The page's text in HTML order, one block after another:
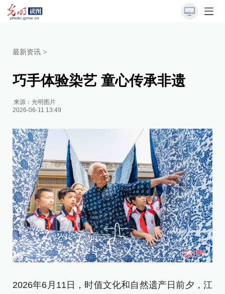
最新资讯 >
巧手体验染艺 童心传承非遗
来源：光明图片
2026-06-11 13:49
2026年6月11日，时值文化和自然遗产日前夕，江